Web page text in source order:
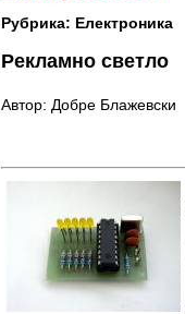
Рубрика: Електроника
Рекламно светло
Автор: Добре Блажевски